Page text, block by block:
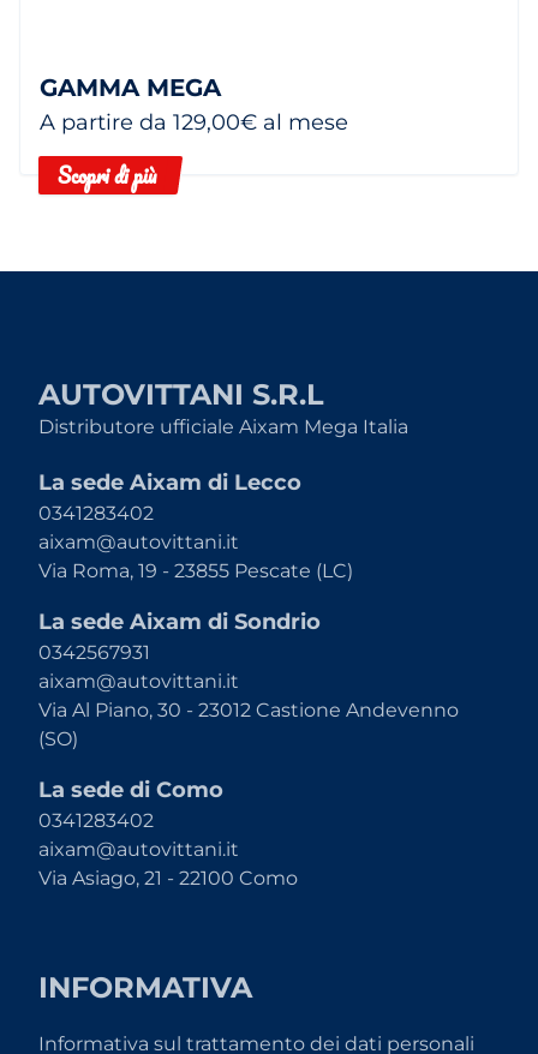
GAMMA MEGA
A partire da 129,00€ al mese
Scopri di più
AUTOVITTANI S.R.L
Distributore ufficiale Aixam Mega Italia
La sede Aixam di Lecco
0341283402
aixam@autovittani.it
Via Roma, 19 - 23855 Pescate (LC)
La sede Aixam di Sondrio
0342567931
aixam@autovittani.it
Via Al Piano, 30 - 23012 Castione Andevenno
(SO)
La sede di Como
0341283402
aixam@autovittani.it
Via Asiago, 21 - 22100 Como
INFORMATIVA
Informativa sul trattamento dei dati personali